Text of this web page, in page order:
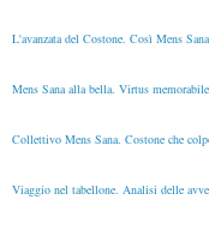
L'avanzata del Costone. Così Mens
Mens Sana alla bella. Virtus
Collettivo Mens Sana. Costone che
Viaggio nel tabellone. Analisi delle